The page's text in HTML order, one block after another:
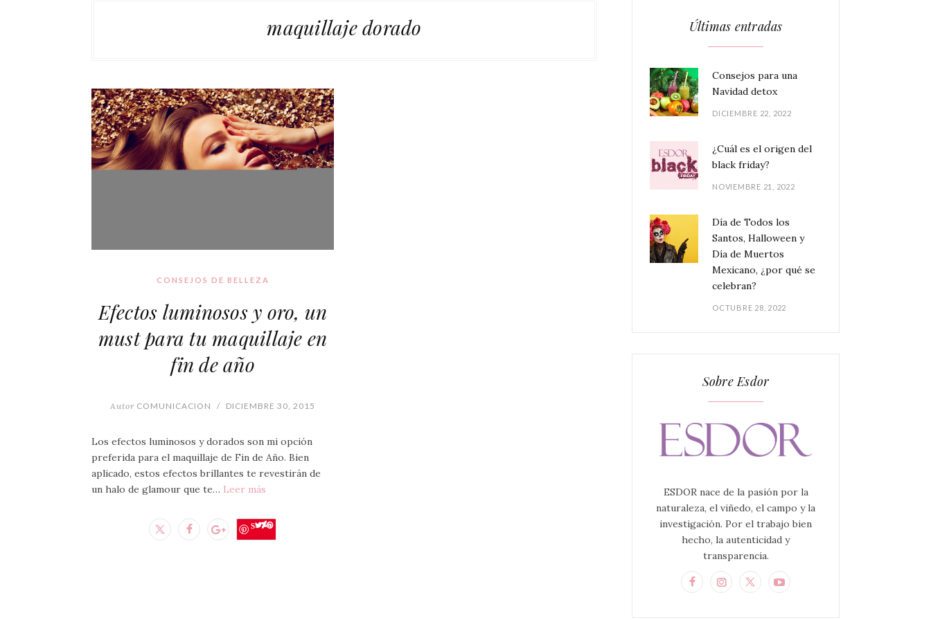
maquillaje dorado
CONSEJOS DE BELLEZA
Efectos luminosos y oro, un
must para tu maquillaje en
fin de año
Autor COMUNICACION / DICIEMBRE 30, 2015
Los efectos luminosos y dorados son mi opción
preferida para el maquillaje de Fin de Año. Bien
aplicado, estos efectos brillantes te revestirán de
un halo de glamour que te… Leer más
Save
Últimas entradas
Consejos para una
Navidad detox
DICIEMBRE 22, 2022
¿Cuál es el origen del
black friday?
NOVIEMBRE 21, 2022
Día de Todos los
Santos, Halloween y
Día de Muertos
Mexicano, ¿por qué se
celebran?
OCTUBRE 28, 2022
Sobre Esdor
ESDOR nace de la pasión por la
naturaleza, el viñedo, el campo y la
investigación. Por el trabajo bien
hecho, la autenticidad y
transparencia.